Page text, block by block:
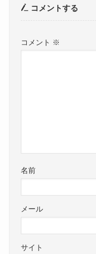
コメントする
コメント ※
名前
メール
サイト